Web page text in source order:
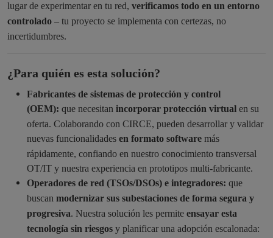
lugar de experimentar en tu red, verificamos todo en un entorno
controlado – tu proyecto se implementa con certezas, no
incertidumbres.
¿Para quién es esta solución?
Fabricantes de sistemas de protección y control
(OEM): que necesitan incorporar protección virtual en su
oferta. Colaborando con CIRCE, pueden desarrollar y validar
nuevas funcionalidades en formato software más
rápidamente, confiando en nuestro conocimiento transversal
OT/IT y nuestra experiencia en prototipos multi-fabricante.
Operadores de red (TSOs/DSOs) e integradores: que
buscan modernizar sus subestaciones de forma segura y
progresiva. Nuestra solución les permite ensayar esta
tecnología sin riesgos y planificar una adopción escalonada: